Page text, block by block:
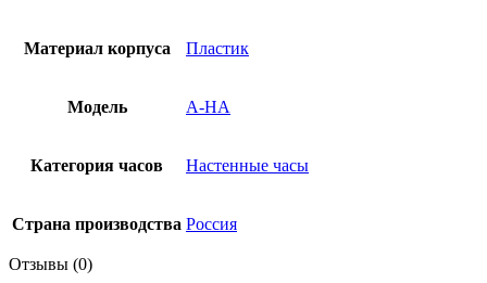
Материал корпуса Пластик
Модель A-HA
Категория часов Настенные часы
Страна производства Россия
Отзывы (0)